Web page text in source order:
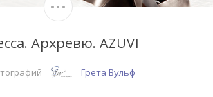
Архревю. AZUVI
Грета Вульф